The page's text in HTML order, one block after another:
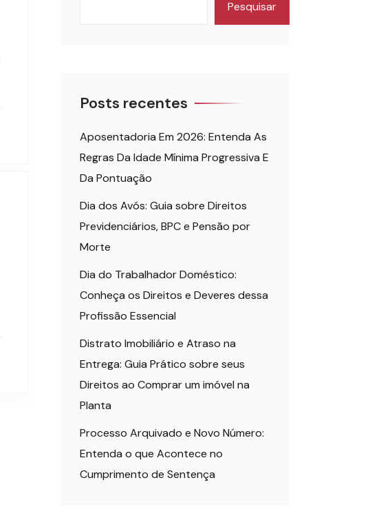
Pesquisar
Posts recentes
Aposentadoria Em 2026: Entenda As
Regras Da Idade Mínima Progressiva E
Da Pontuação
Dia dos Avós: Guia sobre Direitos
Previdenciários, BPC e Pensão por
Morte
Dia do Trabalhador Doméstico:
Conheça os Direitos e Deveres dessa
Profissão Essencial
Distrato Imobiliário e Atraso na
Entrega: Guia Prático sobre seus
Direitos ao Comprar um imóvel na
Planta
Processo Arquivado e Novo Número:
Entenda o que Acontece no
Cumprimento de Sentença